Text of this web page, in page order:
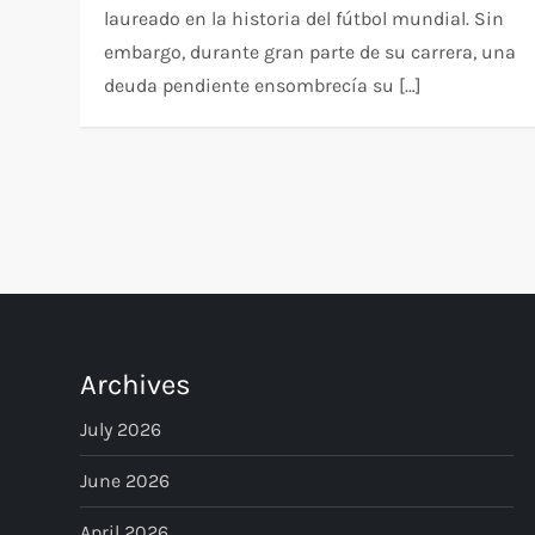
laureado en la historia del fútbol mundial. Sin
embargo, durante gran parte de su carrera, una
deuda pendiente ensombrecía su […]
t
s
p
Archives
July 2026
June 2026